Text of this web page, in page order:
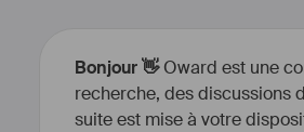
Bonjour 👋Oward est une
recherche, des discussions
suite est mise à votre